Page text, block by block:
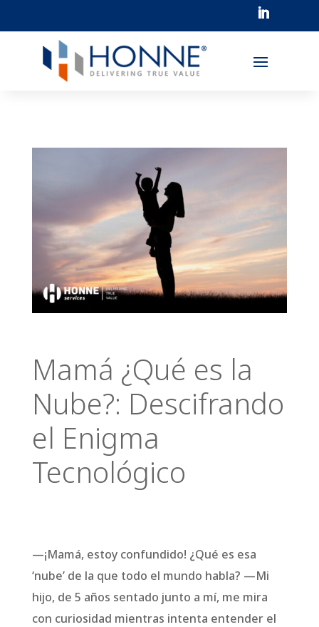
Mamá ¿Qué es la
Nube?: Descifrando
el Enigma
Tecnológico
—¡Mamá, estoy confundido! ¿Qué es esa
‘nube’ de la que todo el mundo habla? —Mi
hijo, de 5 años sentado junto a mí, me mira
con curiosidad mientras intenta entender el